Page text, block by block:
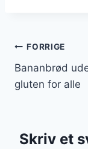
FORRIGE
Bananbrød
gluten for alle
Skriv et